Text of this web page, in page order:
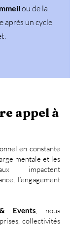
ou de la
après un cycle
appel à
en constante
mentale et les
impactent
l’engagement
Events, nous
collectivités